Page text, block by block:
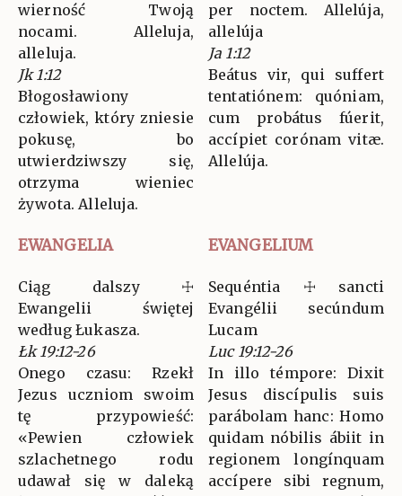
wierność Twoją
nocami. Alleluja,
alleluja.
Jk 1:12
Błogosławiony
człowiek, który zniesie
pokusę, bo
utwierdziwszy się,
otrzyma wieniec
żywota. Alleluja.
per noctem. Allelúja,
allelúja
Ja 1:12
Beátus vir, qui suffert
tentatiónem: quóniam,
cum probátus fúerit,
accípiet corónam vitæ.
Allelúja.
EWANGELIA EVANGELIUM
Ciąg dalszy ☩
Ewangelii świętej
według Łukasza.
Łk 19:12-26
Onego czasu: Rzekł
Jezus uczniom swoim
tę przypowieść:
«Pewien człowiek
szlachetnego rodu
udawał się w daleką
Sequéntia ☩ sancti
Evangélii secúndum
Lucam
Luc 19:12-26
In illo témpore: Dixit
Jesus discípulis suis
parábolam hanc: Homo
quidam nóbilis ábiit in
regionem longínquam
accípere sibi regnum,